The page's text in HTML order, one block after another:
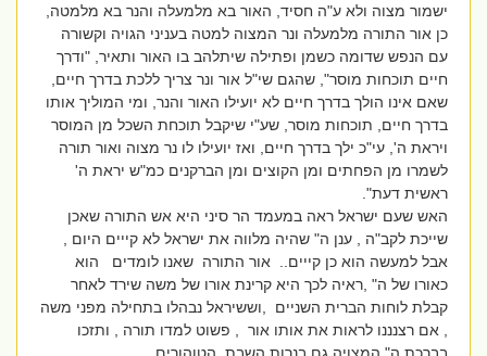
ישמור מצוה ולא ע"ה חסיד, האור בא מלמעלה והנר בא מלמטה,
כן אור התורה מלמעלה ונר המצוה למטה בעניני הגויה וקשורה
עם הנפש שדומה כשמן ופתילה שיתלהב בו האור ותאיר, "ודרך
חיים תוכחות מוסר", שהגם שי"ל אור ונר צריך ללכת בדרך חיים,
שאם אינו הולך בדרך חיים לא יועילו האור והנר, ומי המוליך אותו
בדרך חיים, תוכחות מוסר, שע"י שיקבל תוכחת השכל מן המוסר
ויראת ה', עי"כ ילך בדרך חיים, ואז יועילו לו נר מצוה ואור תורה
לשמרו מן הפחתים ומן הקוצים ומן הברקנים כמ"ש יראת ה'
ראשית דעת".
האש שעם ישראל ראה במעמד הר סיני היא אש התורה שאכן
שייכת לקב"ה , ענן ה" שהיה מלווה את ישראל לא קייים היום ,
אבל למעשה הוא כן קייים.. אור התורה שאנו לומדים הוא
כאורו של ה" ,ראיה לכך היא קרינת אורו של משה שירד לאחר
קבלת לוחות הברית השניים ,וששיראל נבהלו בתחילה מפני משה
, אם רצנננו לראות את אותו אור , פשוט למדו תורה , ותזכו